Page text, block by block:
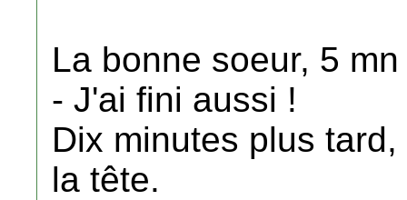
La bonne soeur, 5
- J'ai fini aussi !
Dix minutes plus
la tête.